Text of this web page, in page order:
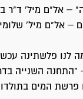
– אל"ם מיל' ד"ר
– אל"ם מיל'
לנו פלשתינה
השנייה
פרשת המים